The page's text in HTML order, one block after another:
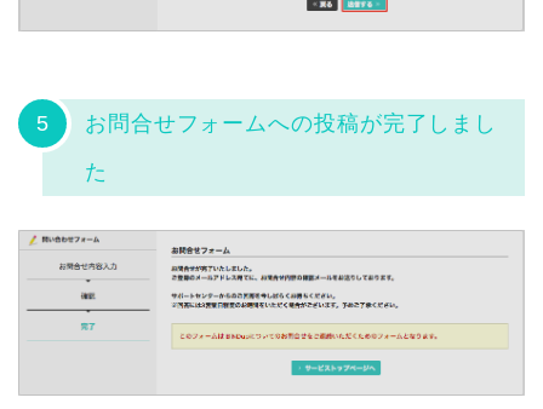
5
お問合せフォームへの投稿が完了しまし
た